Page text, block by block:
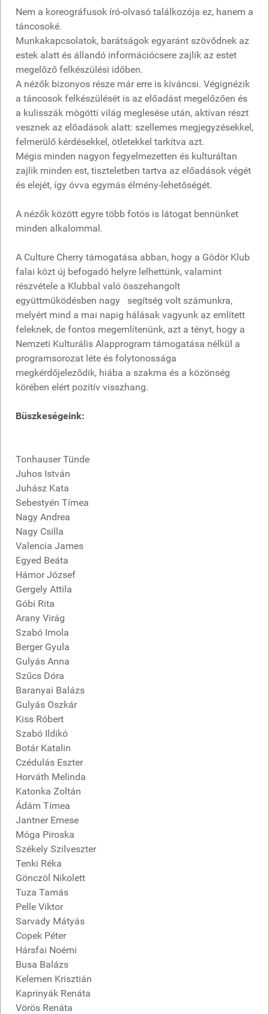
Nem a koreográfusok író-olvasó találkozója ez, hanem a
táncosoké.
Munkakapcsolatok, barátságok egyaránt szövődnek az
estek alatt és állandó információcsere zajlik az estet
megelőző felkészülési időben.
A nézők bizonyos része már erre is kíváncsi. Végignézik
a táncosok felkészülését is az előadást megelőzően és
a kulisszák mögötti világ meglesése után, aktívan részt
vesznek az előadások alatt: szellemes megjegyzésekkel,
felmerülő kérdésekkel, ötletekkel tarkítva azt.
Mégis minden nagyon fegyelmezetten és kulturáltan
zajlik minden est, tiszteletben tartva az előadások végét
és elejét, így óvva egymás élmény-lehetőségét.
A nézők között egyre több fotós is látogat bennünket
minden alkalommal.
A Culture Cherry támogatása abban, hogy a Gödör Klub
falai közt új befogadó helyre lelhettünk, valamint
részvétele a Klubbal való összehangolt
együttműködésben nagy segítség volt számunkra,
melyért mind a mai napig hálásak vagyunk az említett
feleknek, de fontos megemlítenünk, azt a tényt, hogy a
Nemzeti Kulturális Alapprogram támogatása nélkül a
programsorozat léte és folytonossága
megkérdőjeleződik, hiába a szakma és a közönség
körében elért pozitív visszhang.
Büszkeségeink:
Tonhauser Tünde
Juhos István
Juhász Kata
Sebestyén Tímea
Nagy Andrea
Nagy Csilla
Valencia James
Egyed Beáta
Hámor József
Gergely Attila
Góbi Rita
Arany Virág
Szabó Imola
Berger Gyula
Gulyás Anna
Szűcs Dóra
Baranyai Balázs
Gulyás Oszkár
Kiss Róbert
Szabó Ildikó
Botár Katalin
Czédulás Eszter
Horváth Melinda
Katonka Zoltán
Ádám Tímea
Jantner Emese
Móga Piroska
Székely Szilveszter
Tenki Réka
Gönczöl Nikolett
Tuza Tamás
Pelle Viktor
Sarvady Mátyás
Copek Péter
Hársfai Noémi
Busa Balázs
Kelemen Krisztián
Kaprinyák Renáta
Vörös Renáta